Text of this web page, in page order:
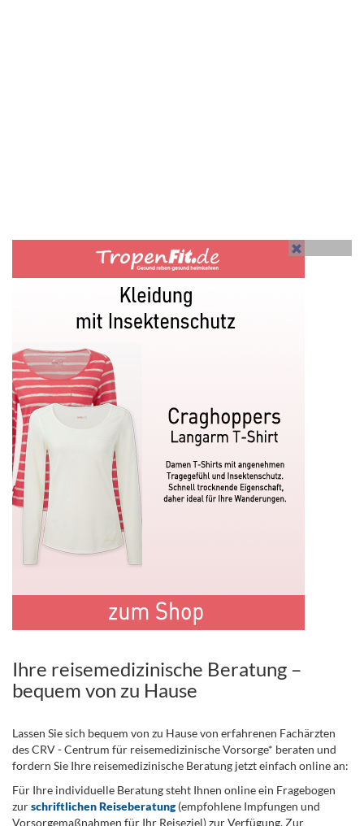
Ihre reisemedizinische Beratung –
bequem von zu Hause
Lassen Sie sich bequem von zu Hause von erfahrenen Fachärzten
des CRV - Centrum für reisemedizinische Vorsorge* beraten und
fordern Sie Ihre reisemedizinische Beratung jetzt einfach online an:
Für Ihre individuelle Beratung steht Ihnen online ein Fragebogen
zurschriftlichen Reiseberatung(empfohlene Impfungen und
Vorsorgemaßnahmen für Ihr Reiseziel) zur Verfügung. Zur